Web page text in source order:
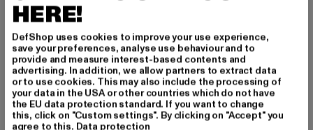
Kat.: Sweat & Fleece - Hoodies Zipthrough
Hersteller Farbe: off white
Materialzusammensetzung: 80% Baumwolle, 20%
Polyester
Art.Nr: 6022150-04359
HERE!
DefShop uses cookies to improve your use experience,
save your preferences, analyse use behaviour and to
provide and measure interest-based contents and
advertising. In addition, we allow partners to extract data
or to use cookies. This may also include the processing of
your data in the USA or other countries which do not have
the EU data protection standard. If you want to change
this, click on "Custom settings". By clicking on "Accept" you
agree to this. Data protection